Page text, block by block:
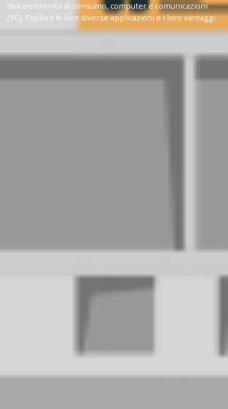
dell'elettronica di consumo, computer e comunicazioni
(3C). Esplora le loro diverse applicazioni e i loro vantaggi.